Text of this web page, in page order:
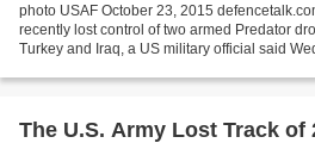
photo USAF October 23, 2015
recently lost control of two armed Predator
Turkey and Iraq, a US military official said
The U.S. Army Lost Track